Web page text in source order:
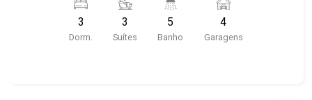
Skyfit CT Guaporé, Pacer Academia Mirante Sul,
Casa de Bolos
3
Dorm.
3
Suítes
5
Banho
4
Garagens